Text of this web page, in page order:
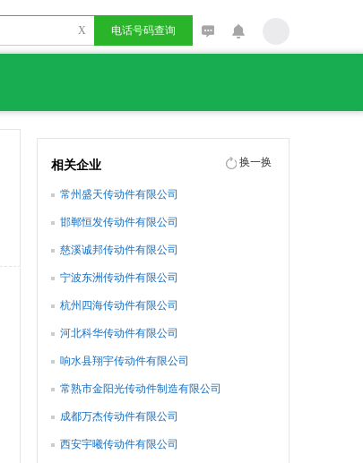
X 电话号码查询
相关企业 换一换
常州盛天传动件有限公司
邯郸恒发传动件有限公司
慈溪诚邦传动件有限公司
宁波东洲传动件有限公司
杭州四海传动件有限公司
河北科华传动件有限公司
响水县翔宇传动件有限公司
常熟市金阳光传动件制造有限公司
成都万杰传动件有限公司
西安宇曦传动件有限公司